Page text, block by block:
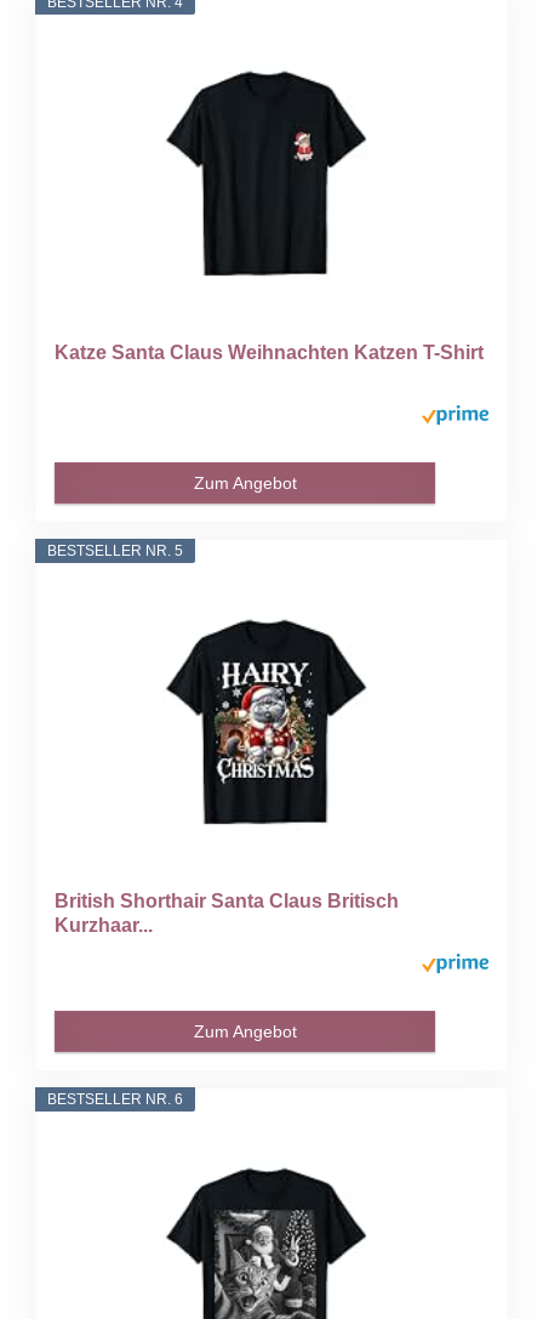
Katze Santa Claus Weihnachten Katzen T-Shirt
Zum Angebot
BESTSELLER NR. 5
British Shorthair Santa Claus Britisch
Kurzhaar...
Zum Angebot
BESTSELLER NR. 6